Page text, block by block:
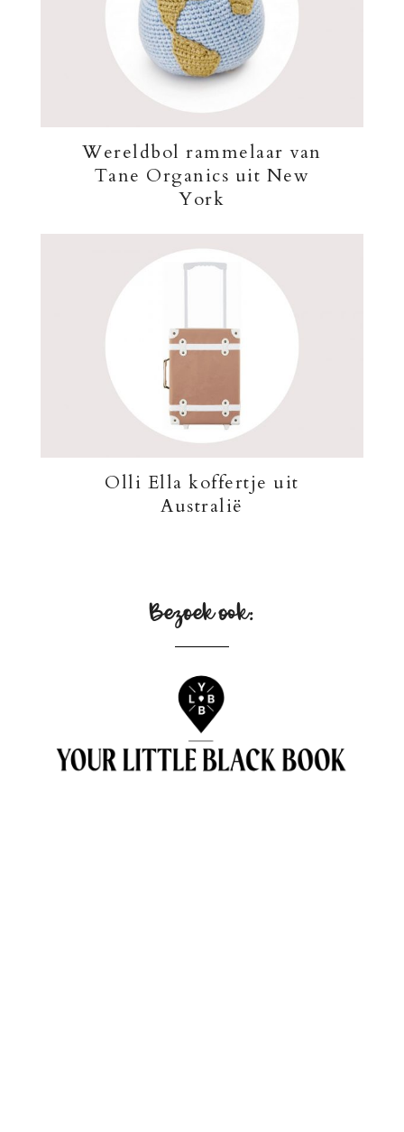
Wereldbol rammelaar van
Tane Organics uit New
York
Olli Ella koffertje uit
Australië
Bezoek ook: